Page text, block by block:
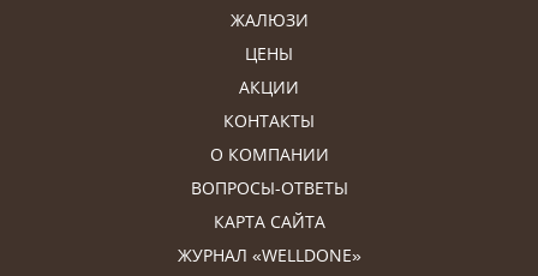
ЖАЛЮЗИ
ЦЕНЫ
АКЦИИ
КОНТАКТЫ
О КОМПАНИИ
ВОПРОСЫ-ОТВЕТЫ
КАРТА САЙТА
ЖУРНАЛ «WELLDONE»